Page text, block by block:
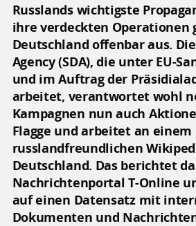
Russlands wichtigste
ihre verdeckten Operationen
Deutschland offenbar aus.
Agency (SDA), die unter EU-
und im Auftrag der
arbeitet, verantwortet wohl
Kampagnen nun auch
Flagge und arbeitet an einem
russlandfreundlichen
Deutschland. Das berichtet
Nachrichtenportal T-Online
auf einen Datensatz mit
Dokumenten und